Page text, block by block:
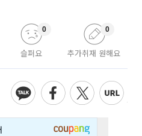
슬퍼요
0
추가취재 원해요
0